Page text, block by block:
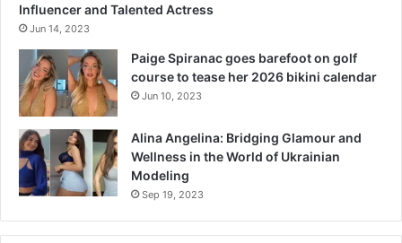
Influencer and Talented Actress
Jun 14, 2023
Paige Spiranac goes barefoot on golf
course to tease her 2026 bikini calendar
Jun 10, 2023
Alina Angelina: Bridging Glamour and
Wellness in the World of Ukrainian
Modeling
Sep 19, 2023